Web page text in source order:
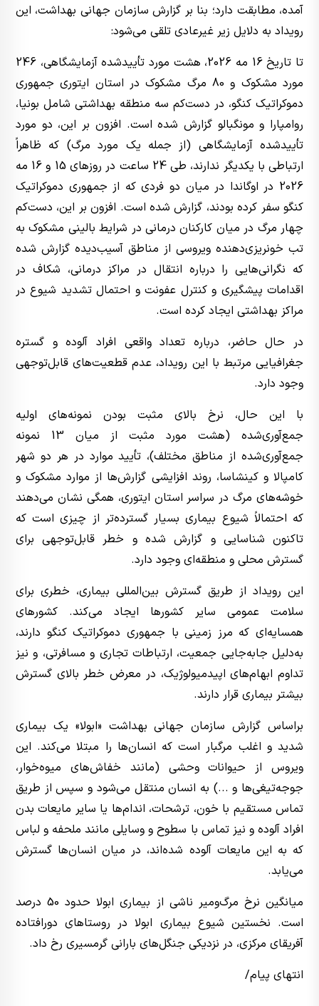
آمده، مطابقت دارد؛ بنا بر گزارش سازمان جهانی بهداشت، این
رویداد به دلایل زیر غیرعادی تلقی می‌شود:
تا تاریخ 16 مه 2026، هشت مورد تأییدشده آزمایشگاهی، 246
مورد مشکوک و 80 مرگ مشکوک در استان ایتوری جمهوری
دموکراتیک کنگو، در دست‌کم سه منطقه بهداشتی شامل بونیا،
روامپارا و مونگبالو گزارش شده است. افزون بر این، دو مورد
تأییدشده آزمایشگاهی (از جمله یک مورد مرگ) که ظاهراً
ارتباطی با یکدیگر ندارند، طی 24 ساعت در روزهای 15 و 16 مه
2026 در اوگاندا در میان دو فردی که از جمهوری دموکراتیک
کنگو سفر کرده بودند، گزارش شده است. افزون بر این، دست‌کم
چهار مرگ در میان کارکنان درمانی در شرایط بالینی مشکوک به
تب خونریزی‌دهنده ویروسی از مناطق آسیب‌دیده گزارش شده
که نگرانی‌هایی را درباره انتقال در مراکز درمانی، شکاف در
اقدامات پیشگیری و کنترل عفونت و احتمال تشدید شیوع در
مراکز بهداشتی ایجاد کرده است.
در حال حاضر، درباره تعداد واقعی افراد آلوده و گستره
جغرافیایی مرتبط با این رویداد، عدم قطعیت‌های قابل‌توجهی
وجود دارد.
با این حال، نرخ بالای مثبت بودن نمونه‌های اولیه
جمع‌آوری‌شده (هشت مورد مثبت از میان 13 نمونه
جمع‌آوری‌شده از مناطق مختلف)، تأیید موارد در هر دو شهر
کامپالا و کینشاسا، روند افزایشی گزارش‌ها از موارد مشکوک و
خوشه‌های مرگ در سراسر استان ایتوری، همگی نشان می‌دهند
که احتمالاً شیوع بیماری بسیار گسترده‌تر از چیزی است که
تاکنون شناسایی و گزارش شده و خطر قابل‌توجهی برای
گسترش محلی و منطقه‌ای وجود دارد.
این رویداد از طریق گسترش بین‌المللی بیماری، خطری برای
سلامت عمومی سایر کشورها ایجاد می‌کند. کشورهای
همسایه‌ای که مرز زمینی با جمهوری دموکراتیک کنگو دارند،
به‌دلیل جابه‌جایی جمعیت، ارتباطات تجاری و مسافرتی، و نیز
تداوم ابهام‌های اپیدمیولوژیک، در معرض خطر بالای گسترش
بیشتر بیماری قرار دارند.
براساس گزارش سازمان جهانی بهداشت «ابولا» یک بیماری
شدید و اغلب مرگبار است که انسان‌ها را مبتلا می‌کند. این
ویروس از حیوانات وحشی (مانند خفاش‌های میوه‌خوار،
جوجه‌تیغی‌ها و ...) به انسان منتقل می‌شود و سپس از طریق
تماس مستقیم با خون، ترشحات، اندام‌ها یا سایر مایعات بدن
افراد آلوده و نیز تماس با سطوح و وسایلی مانند ملحفه و لباس
که به این مایعات آلوده شده‌اند، در میان انسان‌ها گسترش
می‌یابد.
میانگین نرخ مرگ‌ومیر ناشی از بیماری ابولا حدود 50 درصد
است. نخستین شیوع‌ بیماری ابولا در روستاهای دورافتاده
آفریقای مرکزی، در نزدیکی جنگل‌های بارانی گرمسیری رخ داد.
انتهای پیام/